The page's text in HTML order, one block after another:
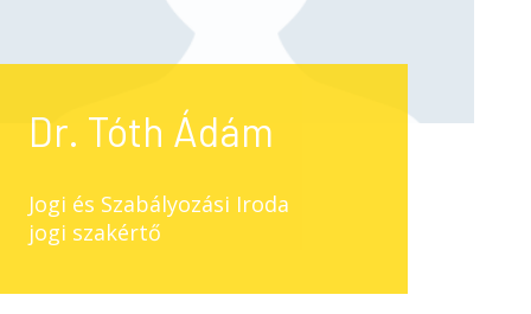
Dr. Tóth Ádám
Jogi és Szabályozási Iroda
jogi szakértő